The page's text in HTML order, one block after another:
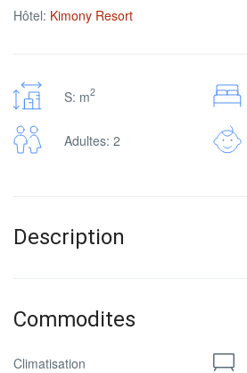
Hôtel: Kimony Resort
S: m2
Adultes: 2
Description
Commodites
Climatisation